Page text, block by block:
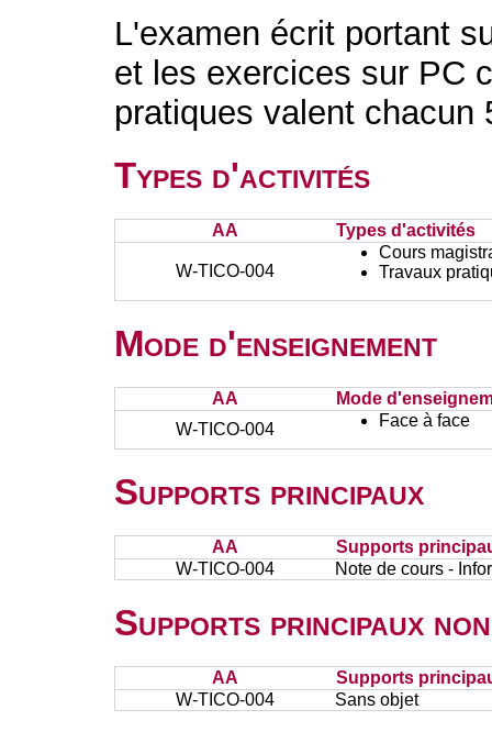
L'examen écrit portant
et les exercices sur PC
pratiques valent chacun
Types d'activités
AA Types d'activités
W-TICO-004
Cours
Travaux
Mode d'enseignement
AA
Mode
W-TICO-004
Face à face
Supports principaux
AA
Supports
W-TICO-004
Note de cours -
Supports principaux
AA
Supports
W-TICO-004
Sans objet